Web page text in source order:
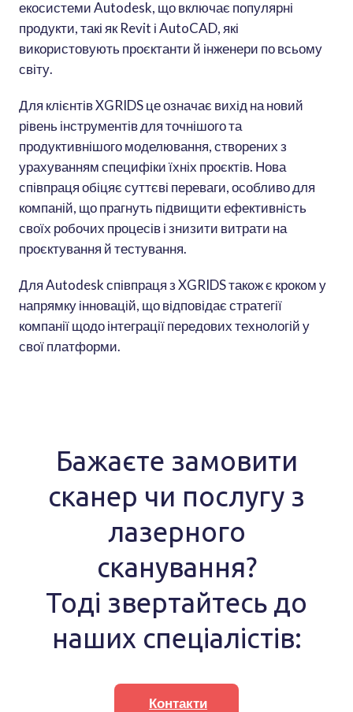
екосистеми Autodesk, що включає популярні
продукти, такі як Revit і AutoCAD, які
використовують проєктанти й інженери по всьому
світу.
Для клієнтів XGRIDS це означає вихід на новий
рівень інструментів для точнішого та
продуктивнішого моделювання, створених з
урахуванням специфіки їхніх проєктів. Нова
співпраця обіцяє суттєві переваги, особливо для
компаній, що прагнуть підвищити ефективність
своїх робочих процесів і знизити витрати на
проєктування й тестування.
Для Autodesk співпраця з XGRIDS також є кроком у
напрямку інновацій, що відповідає стратегії
компанії щодо інтеграції передових технологій у
свої платформи.
Бажаєте замовити
сканер чи послугу з
лазерного
сканування?
Тоді звертайтесь до
наших спеціалістів:
Контакти